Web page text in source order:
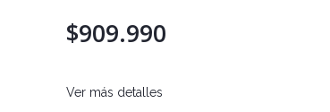
$909.990
Ver más detalles